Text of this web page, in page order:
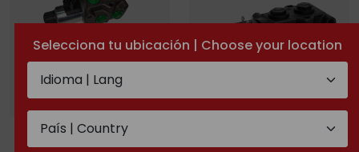
Selecciona tu ubicación | Choose your location
Deviatrici monoblocco Selectora apilable